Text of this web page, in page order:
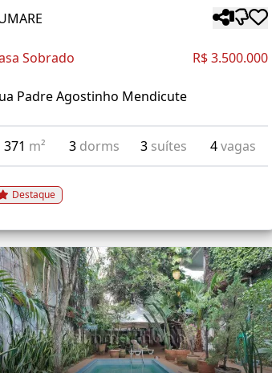
Sobrado R$ 3.500.000
Padre Agostinho Mendicute
371 m² 3 dorms 3 suítes 4vagas
Destaque